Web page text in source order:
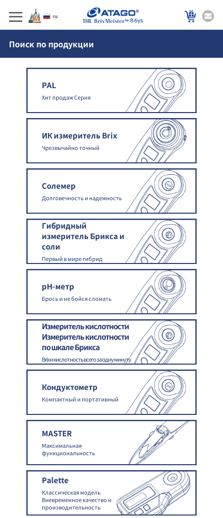
86ys
Поиск по продукции
PAL
Хит продаж Серия
ИК измеритель Brix
Чрезвычайно точный
Солемер
Долговечность и надежность
Гибридный
измеритель Брикса и
соли
Первый в мире гибрид
pH-метр
Брось и не бойся сломать
Измеритель кислотности
Измеритель кислотности
по шкале Брикса
Brix и кислотность всего за одну минуту
Кондуктометр
Компактный и портативный
MASTER
Максимальная
функциональность
Palette
Классическая модель
Вневременное качество и
производительность